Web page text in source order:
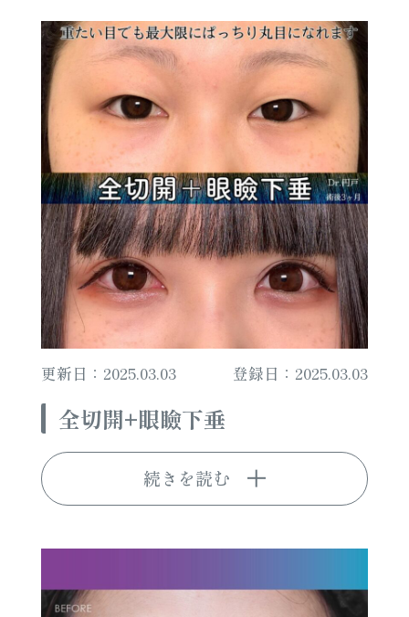
更新日：2025.03.03 登録日：2025.03.03
全切開+眼瞼下垂
続きを読む